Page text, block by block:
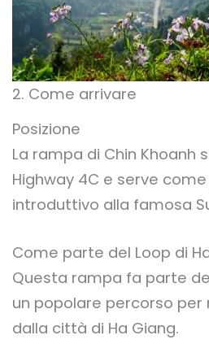
2. Come arrivare
Posizione
La rampa di Chin Khoanh
Highway 4C e serve
introduttivo alla famosa
Come parte del Loop di
Questa rampa fa parte
un popolare percorso
dalla città di Ha Giang.